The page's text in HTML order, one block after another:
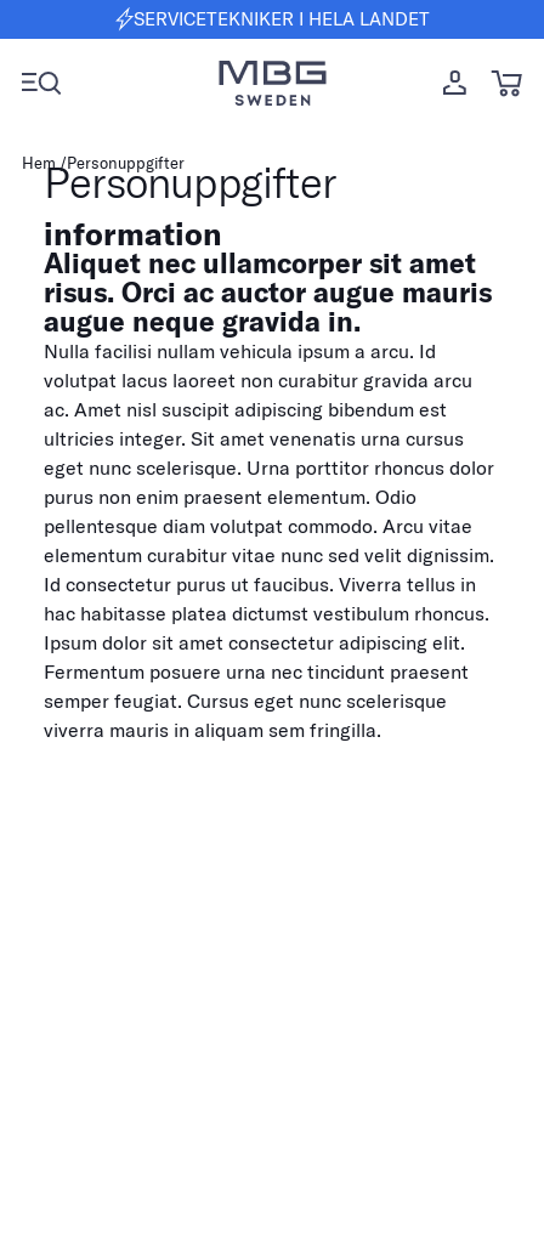
SERVICETEKNIKER I HELA LANDET
Hem Personuppgifter
Personuppgifter
information
Aliquet nec ullamcorper sit amet
risus. Orci ac auctor augue mauris
augue neque gravida in.
Nulla facilisi nullam vehicula ipsum a arcu. Id
volutpat lacus laoreet non curabitur gravida arcu
ac. Amet nisl suscipit adipiscing bibendum est
ultricies integer. Sit amet venenatis urna cursus
eget nunc scelerisque. Urna porttitor rhoncus dolor
purus non enim praesent elementum. Odio
pellentesque diam volutpat commodo. Arcu vitae
elementum curabitur vitae nunc sed velit dignissim.
Id consectetur purus ut faucibus. Viverra tellus in
hac habitasse platea dictumst vestibulum rhoncus.
Ipsum dolor sit amet consectetur adipiscing elit.
Fermentum posuere urna nec tincidunt praesent
semper feugiat. Cursus eget nunc scelerisque
viverra mauris in aliquam sem fringilla.